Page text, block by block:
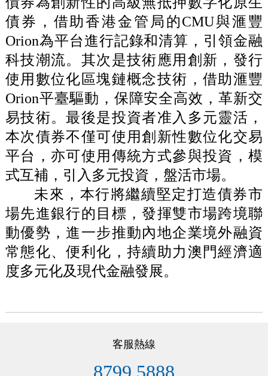
債券，借助香港金管局的CMU與滙豐
Orion為平台進行記錄和清算，引領金融
科技潮流。其次是技術應用創新，發行
使用數位化區塊鏈概念技術，借助滙豐
Orion平臺驅動，保障安全高效，革新交
易技術。最後是投資者准入多元靈活，
本次債券不僅可使用創新性數位化交易
平台，亦可使用傳統方式參與投資，模
式互補，引入多元投資，盤活市場。
未來，本行將繼續堅定打造債券市
場先進銀行的目標，發揮雙市場跨境聯
動優勢，進一步推動內地企業境外融資
常態化、便利化，持續助力澳門經濟適
度多元化及現代金融發展。
客服熱線